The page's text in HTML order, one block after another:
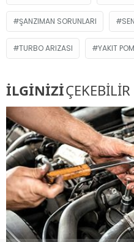
ŞANZIMAN SORUNLARI
TURBO ARIZASI YAKIT
İLGİNİZİÇEKEBİLİR